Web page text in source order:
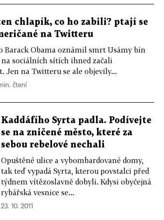
chlapík, co ho zabili? ptají se
na Twitteru
Barack Obama oznámil smrt Usámy bin
sociálních sítích ihned začali
Jen na Twitteru se ale objevily...
čtení
Kaddáfího Syrta padla. Podívejte
se na zničené město, které za
sebou rebelové nechali
Opuštěné ulice a vybombardované domy,
tak teď vypadá Syrta, kterou povstalci před
týdnem vítězoslavně dobyli. Kdysi obyčejná
rybářská vesnice se...
23. 10. 2011